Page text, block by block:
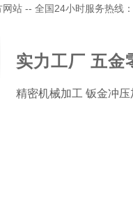
站 -- 全国24小时服务热线
实力工厂 五金
精密机械加工 钣金冲压